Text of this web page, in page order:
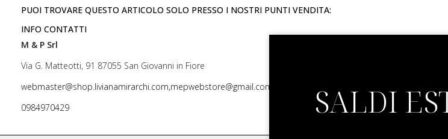
PUOI TROVARE QUESTO ARTICOLO SOLO PRESSO I NOSTRI PUNTI VENDITA:
INFO CONTATTI
M & P Srl
Via G. Matteotti, 91 87055 San Giovanni in Fiore
webmaster@shop.livianamirarchi.com,mepwebstore@gmail.com
0984970429
SALDI